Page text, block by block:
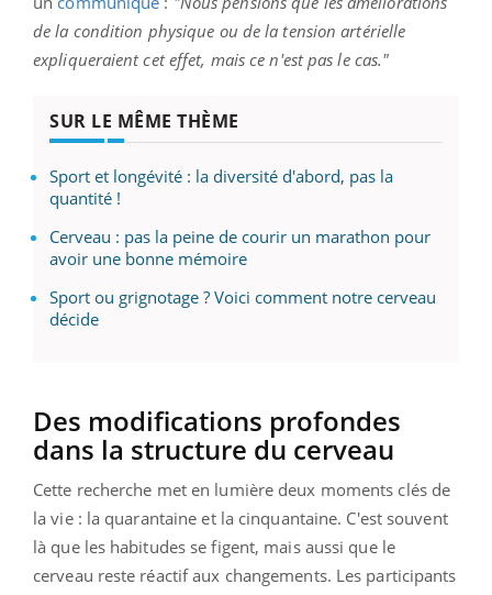
de la condition physique ou de la tension artérielle
expliqueraient cet effet, mais ce n'est pas le cas."
SUR LE MÊME THÈME
Sport et longévité : la diversité d'abord, pas la
quantité !
Cerveau : pas la peine de courir un marathon pour
avoir une bonne mémoire
Sport ou grignotage ? Voici comment notre cerveau
décide
Des modifications profondes
dans la structure du cerveau
Cette recherche met en lumière deux moments clés de
la vie : la quarantaine et la cinquantaine. C'est souvent
là que les habitudes se figent, mais aussi que le
cerveau reste réactif aux changements. Les participants